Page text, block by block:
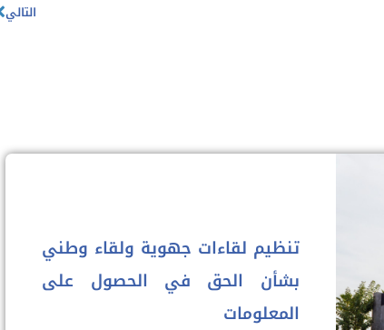
التالي
تنظيم لقاءات جهوية ولقاء وطني
بشأن الحق في الحصول على
المعلومات